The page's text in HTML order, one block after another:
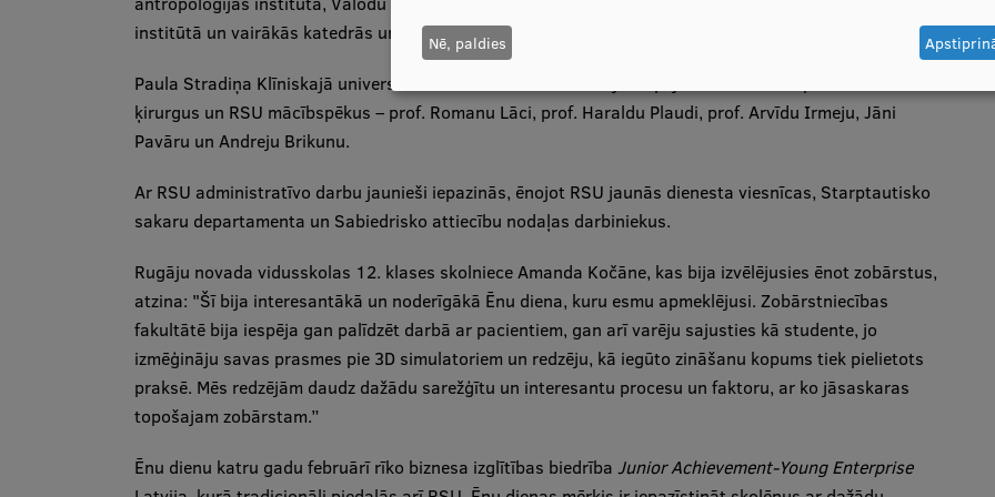
institūtā un vairākās katedrās un zinātniskajās laboratorijās.
Paula Stradiņa Klīniskajā universitātes slimnīcā skolēniem bija iespēja ēnot daudzus pazīstamus
ķirurgus un RSU mācībspēkus – prof. Romanu Lāci, prof. Haraldu Plaudi, prof. Arvīdu Irmeju, Jāni
Pavāru un Andreju Brikunu.
Ar RSU administratīvo darbu jaunieši iepazinās, ēnojot RSU jaunās dienesta viesnīcas, Starptautisko
sakaru departamenta un Sabiedrisko attiecību nodaļas darbiniekus.
Rugāju novada vidusskolas 12. klases skolniece Amanda Kočāne, kas bija izvēlējusies ēnot zobārstus,
atzina: "Šī bija interesantākā un noderīgākā Ēnu diena, kuru esmu apmeklējusi. Zobārstniecības
fakultātē bija iespēja gan palīdzēt darbā ar pacientiem, gan arī varēju sajusties kā studente, jo
izmēģināju savas prasmes pie 3D simulatoriem un redzēju, kā iegūto zināšanu kopums tiek pielietots
praksē. Mēs redzējām daudz dažādu sarežģītu un interesantu procesu un faktoru, ar ko jāsaskaras
topošajam zobārstam.”
Ēnu dienu katru gadu februārī rīko biznesa izglītības biedrība Junior Achievement-Young Enterprise
Nē, paldies